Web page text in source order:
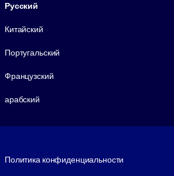
Русский
Китайский
Португальский
Французский
арабский
Политика конфиденциальности